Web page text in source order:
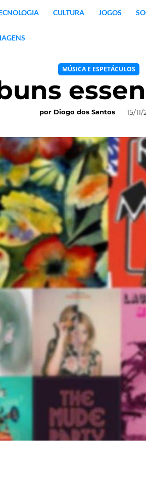
CULTURA JOGOS
MÚSICA E ESPETÁCULOS
por Diogo dos Santos 15/